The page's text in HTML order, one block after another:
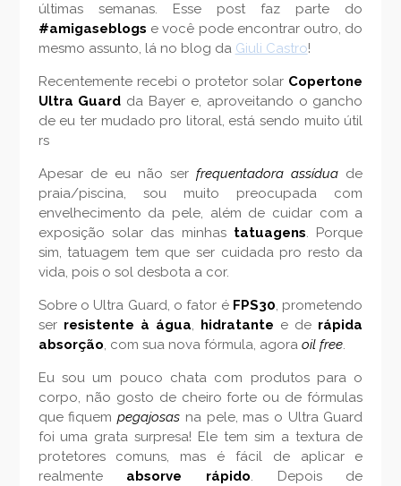
últimas semanas. Esse post faz parte do
#amigaseblogs e você pode encontrar outro, do
mesmo assunto, lá no blog da Giuli Castro!
Recentemente recebi o protetor solar Copertone
Ultra Guard da Bayer e, aproveitando o gancho
de eu ter mudado pro litoral, está sendo muito útil
rs
Apesar de eu não ser frequentadora assídua de
praia/piscina, sou muito preocupada com
envelhecimento da pele, além de cuidar com a
exposição solar das minhas tatuagens. Porque
sim, tatuagem tem que ser cuidada pro resto da
vida, pois o sol desbota a cor.
Sobre o Ultra Guard, o fator é FPS30, prometendo
serresistente à água, hidratante e de rápida
absorção, com sua nova fórmula, agora oil free.
Eu sou um pouco chata com produtos para o
corpo, não gosto de cheiro forte ou de fórmulas
que fiquempegajosas na pele, mas o Ultra Guard
foi uma grata surpresa! Ele tem sim a textura de
protetores comuns, mas é fácil de aplicar e
realmente absorve rápido. Depois de